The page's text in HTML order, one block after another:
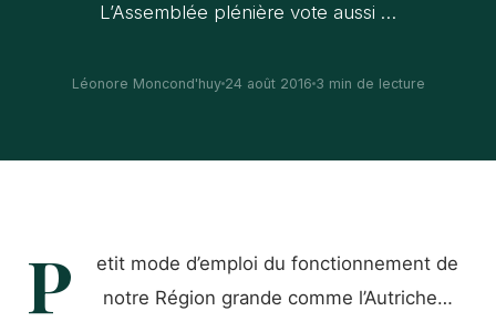
L’Assemblée plénière vote aussi …
Léonore Moncond'huy 24 août 2016 3 min de lecture
P
etit mode d’emploi du fonctionnement de
notre Région grande comme l’Autriche…